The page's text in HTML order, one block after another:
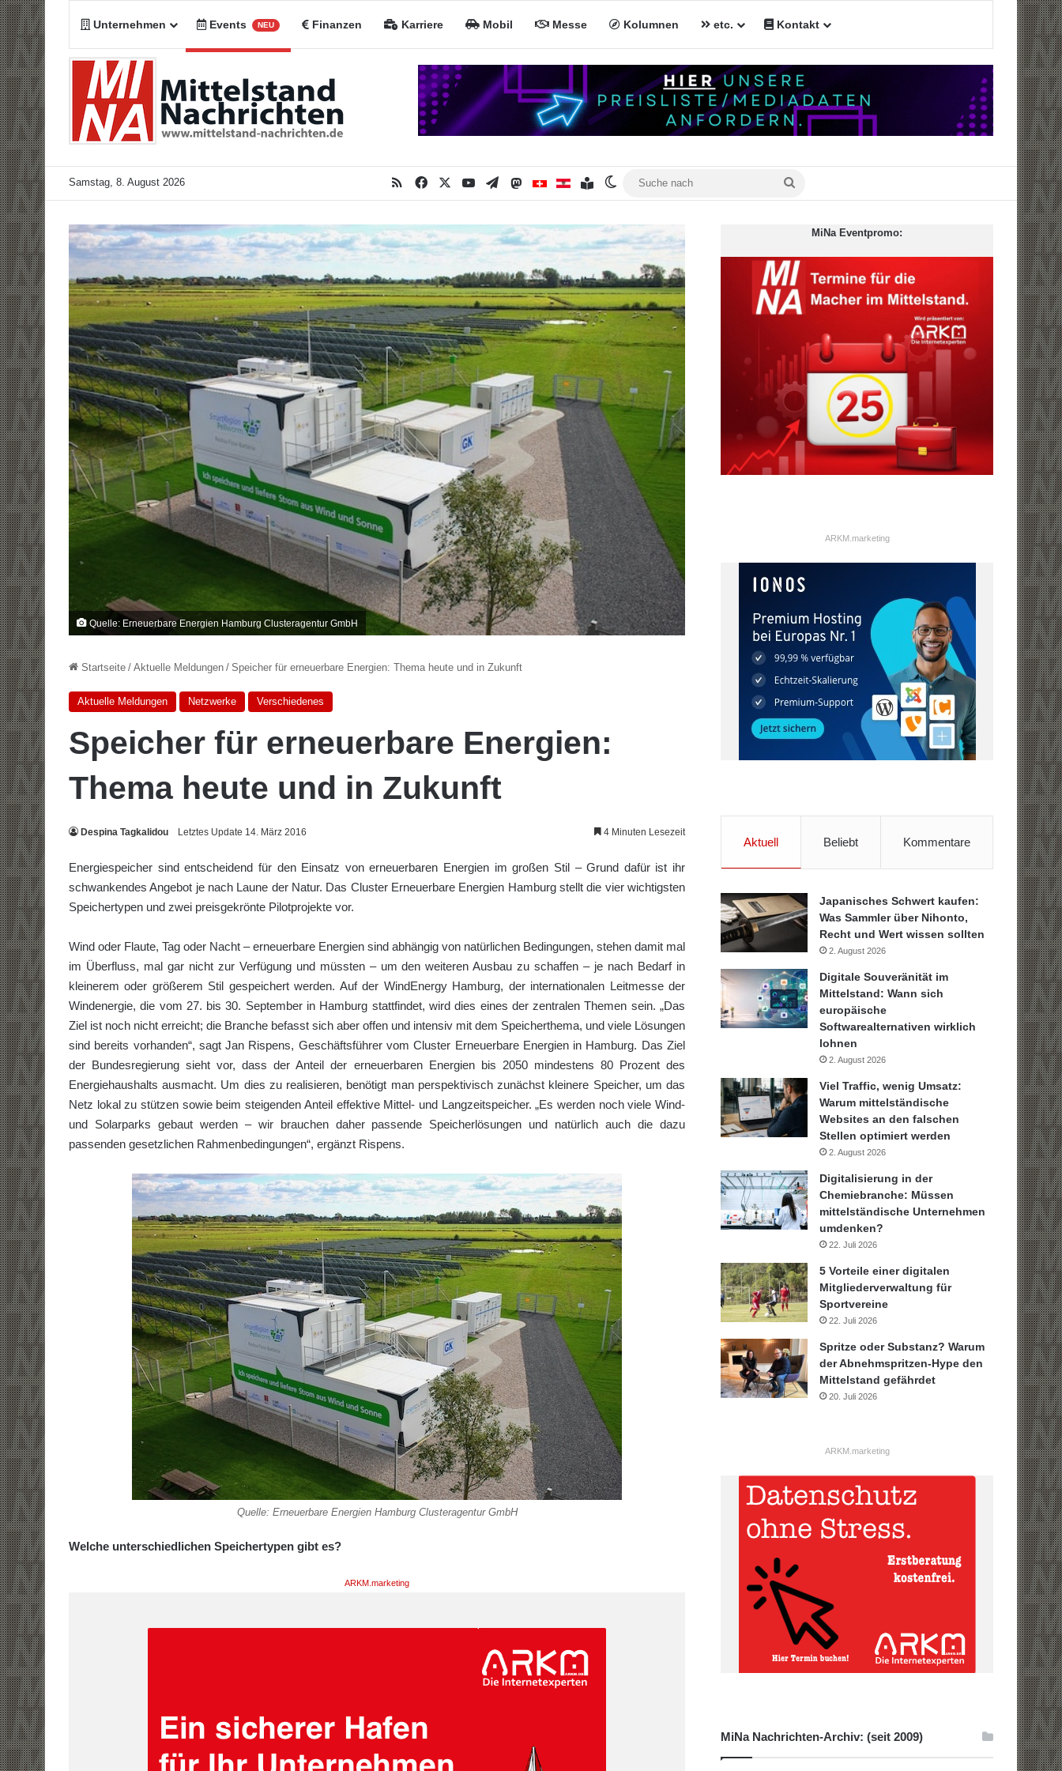
Unternehmen Events NEU Finanzen Karriere Mobil Messe Kolumnen etc. Kontakt
Samstag, 8. August 2026 RSSFacebookYouTubeTelegramMastodonMiNa CHMiNa AT
Inhaltsverzeichnis
Skin umschalten
Quelle: Erneuerbare Energien Hamburg Clusteragentur GmbH
Startseite / Aktuelle Meldungen / Speicher für erneuerbare Energien: Thema heute und in Zukunft
Aktuelle Meldungen Netzwerke Verschiedenes
Speicher für erneuerbare Energien:
Thema heute und in Zukunft
Despina Tagkalidou Letztes Update 14. März 2016 4 Minuten Lesezeit
Energiespeicher sind entscheidend für den Einsatz von erneuerbaren Energien im großen Stil – Grund dafür ist ihr
schwankendes Angebot je nach Laune der Natur. Das Cluster Erneuerbare Energien Hamburg stellt die vier wichtigsten
Speichertypen und zwei preisgekrönte Pilotprojekte vor.
Wind oder Flaute, Tag oder Nacht – erneuerbare Energien sind abhängig von natürlichen Bedingungen, stehen damit mal
im Überfluss, mal gar nicht zur Verfügung und müssten – um den weiteren Ausbau zu schaffen – je nach Bedarf in
kleinerem oder größerem Stil gespeichert werden. Auf der WindEnergy Hamburg, der internationalen Leitmesse der
Windenergie, die vom 27. bis 30. September in Hamburg stattfindet, wird dies eines der zentralen Themen sein. „Das
Ziel ist noch nicht erreicht; die Branche befasst sich aber offen und intensiv mit dem Speicherthema, und viele Lösungen
sind bereits vorhanden“, sagt Jan Rispens, Geschäftsführer vom Cluster Erneuerbare Energien in Hamburg. Das Ziel
der Bundesregierung sieht vor, dass der Anteil der erneuerbaren Energien bis 2050 mindestens 80 Prozent des
Energiehaushalts ausmacht. Um dies zu realisieren, benötigt man perspektivisch zunächst kleinere Speicher, um das
Netz lokal zu stützen sowie beim steigenden Anteil effektive Mittel- und Langzeitspeicher. „Es werden noch viele Wind-
und Solarparks gebaut werden – wir brauchen daher passende Speicherlösungen und natürlich auch die dazu
passenden gesetzlichen Rahmenbedingungen“, ergänzt Rispens.
Quelle: Erneuerbare Energien Hamburg Clusteragentur GmbH
Welche unterschiedlichen Speichertypen gibt es?
ARKM.marketing
MiNa Eventpromo:
ARKM.marketing
Aktuell Beliebt Kommentare
Japanisches Schwert kaufen:
Was Sammler über Nihonto,
Recht und Wert wissen sollten
2. August 2026
Digitale Souveränität im
Mittelstand: Wann sich
europäische
Softwarealternativen wirklich
lohnen
2. August 2026
Viel Traffic, wenig Umsatz:
Warum mittelständische
Websites an den falschen
Stellen optimiert werden
2. August 2026
Digitalisierung in der
Chemiebranche: Müssen
mittelständische Unternehmen
umdenken?
22. Juli 2026
5 Vorteile einer digitalen
Mitgliederverwaltung für
Sportvereine
22. Juli 2026
Spritze oder Substanz? Warum
der Abnehmspritzen-Hype den
Mittelstand gefährdet
20. Juli 2026
ARKM.marketing
MiNa Nachrichten-Archiv: (seit 2009)